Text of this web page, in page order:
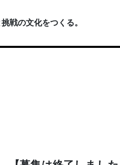
戦の文化をつくる。